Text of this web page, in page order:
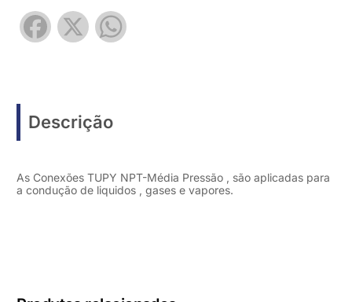
Facebook
X
Descrição
As Conexões TUPY NPT-Média Pressão , são aplicadas para
a condução de liquidos , gases e vapores.